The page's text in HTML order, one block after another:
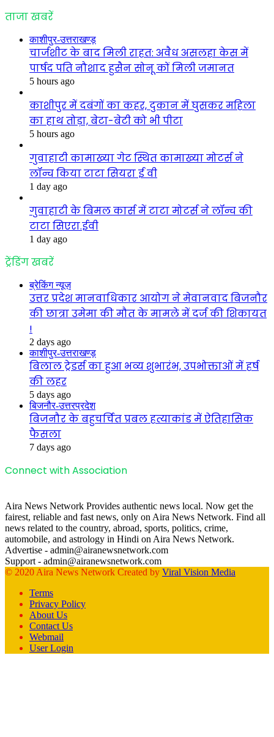
ताजा खबरें
काशीपुर-उत्तराखण्ड़
चार्जशीट के बाद मिली राहत: अवैध असलहा केस में
पार्षद पति नौशाद हुसैन सोनू कों मिली जमानत
5 hours ago
काशीपुर में दबंगों का कहर, दुकान में घुसकर महिला
का हाथ तोड़ा, बेटा-बेटी को भी पीटा
5 hours ago
गुवाहाटी कामाख्या गेट स्थित कामाख्या मोटर्स ने
लॉन्च किया टाटा सियरा ई वी
1 day ago
गुवाहाटी के बिमल कार्स में टाटा मोटर्स ने लॉन्च की
टाटा सिएरा.ईवी
1 day ago
ट्रेंडिंग खबरें
ब्रेकिंग न्यूज़
उत्तर प्रदेश मानवाधिकार आयोग ने मेवानवाद बिजनौर
की छात्रा उमेमा की मौत के मामले में दर्ज की शिकायत
!
2 days ago
काशीपुर-उत्तराखण्ड़
बिलाल ट्रेडर्स का हुआ भव्य शुभारंभ, उपभोक्ताओं में हर्ष
की लहर
5 days ago
बिजनौर-उत्तरप्रदेश
बिजनौर के बहुचर्चित प्रबल हत्याकांड में ऐतिहासिक
फैसला
7 days ago
Connect with Association
Aira News Network Provides authentic news local. Now get the
fairest, reliable and fast news, only on Aira News Network. Find all
news related to the country, abroad, sports, politics, crime,
automobile, and astrology in Hindi on Aira News Network.
Advertise - admin@airanewsnetwork.com
Support - admin@airanewsnetwork.com
© 2020 Aira News Network Created by Viral Vision Media
Terms
Privacy Policy
About Us
Contact Us
Webmail
User Login